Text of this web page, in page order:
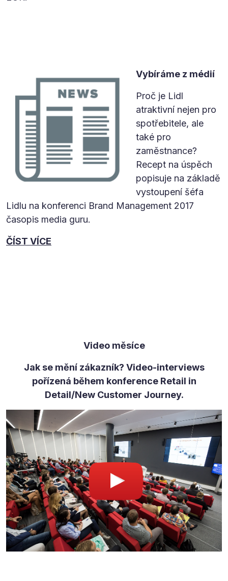
Vybíráme z médií
Proč je Lidl
atraktivní nejen pro
spotřebitele, ale
také pro
zaměstnance?
Recept na úspěch
popisuje na základě
vystoupení šéfa
Lidlu na konferenci Brand Management 2017
časopis media guru.
ČÍST VÍCE
Video měsíce
Jak se mění zákazník? Video-interviews
pořízená během konference Retail in
Detail/New Customer Journey.